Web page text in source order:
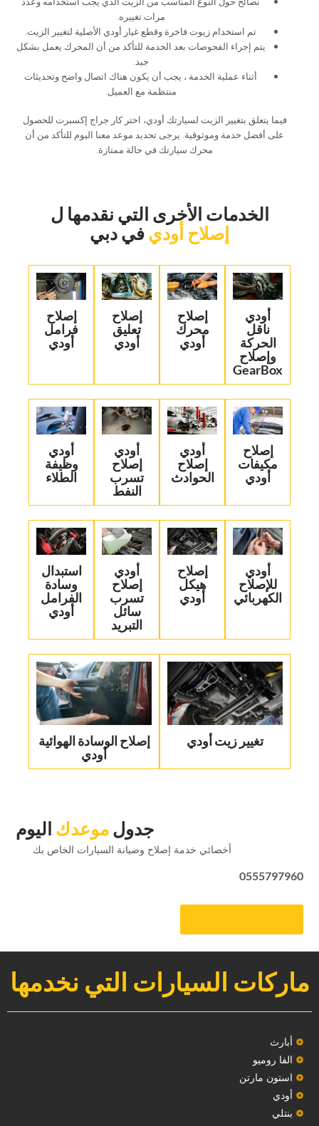
مرات تغييره.‏
‏تم استخدام زيوت فاخرة وقطع غيار أودي الأصلية لتغيير الزيت.‏
‏يتم إجراء الفحوصات بعد الخدمة للتأكد من أن المحرك يعمل بشكل
جيد.‏
‏أثناء عملية الخدمة ، يجب أن يكون هناك اتصال واضح وتحديثات
منتظمة مع العميل.‏
فيما يتعلق بتغيير الزيت لسيارتك أودي، اختر كار جراج إكسبرت للحصول
على أفضل خدمة وموثوقية. يرجى تحديد موعد معنا اليوم للتأكد من أن
محرك سيارتك في حالة ممتازة.
‏الخدمات الأخرى التي نقدمها ل‏
إصلاح أودي‏في دبي‏
‏أودي
ناقل
الحركة
وإصلاح
GearBox‏
إصلاح
محرك
أودي
‏إصلاح
تعليق
أودي‏
‏إصلاح
فرامل
أودي‏
‏إصلاح
مكيفات
أودي‏
‏أودي
إصلاح
الحوادث‏
‏أودي
إصلاح
تسرب
النفط‏
‏أودي
وظيفة
الطلاء‏
‏أودي
للإصلاح
الكهربائي‏
‏إصلاح
هيكل
أودي‏
‏أودي
إصلاح
تسرب
سائل
التبريد‏
‏استبدال
وسادة
الفرامل
أودي‏
تغيير زيت أودي
‏إصلاح الوسادة الهوائية
أودي‏
‏جدول‏‏موعدك‏ ‏اليوم‏
‏أخصائي خدمة إصلاح وصيانة السيارات الخاص بك‏
0555797960
ماركات السيارات التي نخدمها
‏أبارث‏
الفا روميو
استون مارتن
أودي
بنتلي